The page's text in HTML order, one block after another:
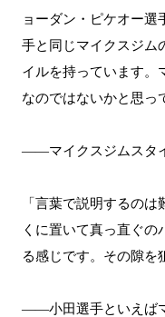
ョーダン・ピケオー選
手と同じマイクスジム
イルを持っています。
なのではないかと思っ
――マイクスジムスタ
「言葉で説明するの
くに置いて真っ直ぐの
る感じです。その隙を
――小田選手といえば